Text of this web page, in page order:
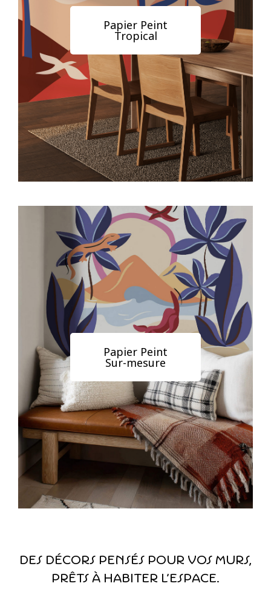
Papier Peint
Tropical
Papier Peint
Sur-mesure
Des décors pensés pour vos murs,
prêts à habiter l’espace.